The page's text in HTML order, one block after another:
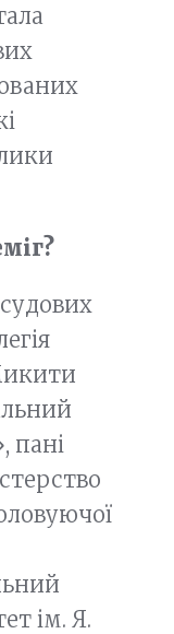
пані
ім. Я.